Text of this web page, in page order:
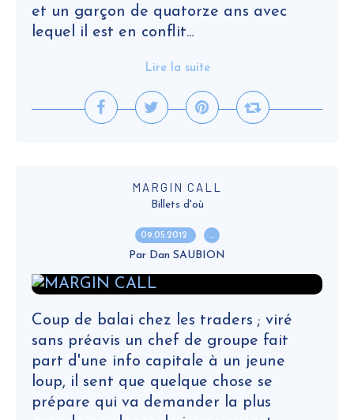
et un garçon de quatorze ans avec
lequel il est en conflit...
Lire la suite
MARGIN CALL
Billets d'où
09.05.2012 …
Par Dan SAUBION
Coup de balai chez les traders ; viré
sans préavis un chef de groupe fait
part d'une info capitale à un jeune
loup, il sent que quelque chose se
prépare qui va demander la plus